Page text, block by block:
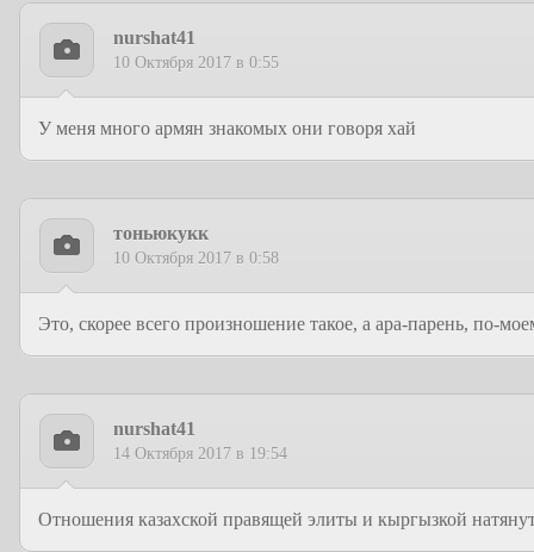
nurshat41
10 Октября 2017 в 0:55
У меня много армян знакомых они говоря хай
тоньюкукк
10 Октября 2017 в 0:58
Это, скорее всего произношение такое, а ара-парень, по-
nurshat41
14 Октября 2017 в 19:54
Отношения казахской правящей элиты и кыргызкой